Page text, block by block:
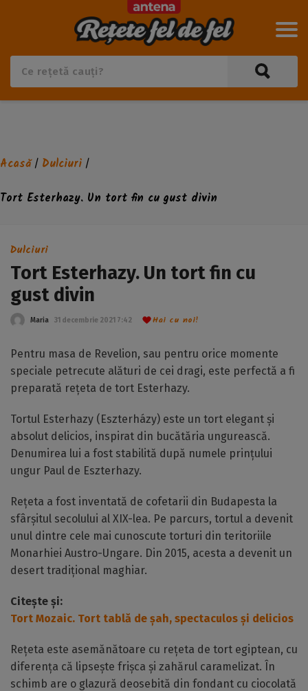
Acasă/ Dulciuri /
Tort Esterhazy. Un tort fin cu gust divin
Dulciuri
Tort Esterhazy. Un tort fin cu
gust divin
Maria 31 decembrie 2021 7:42 Hai cu noi!
Pentru masa de Revelion, sau pentru orice momente
speciale petrecute alături de cei dragi, este perfectă a fi
preparată rețeta de tort Esterhazy.
Tortul Esterhazy (Eszterházy) este un tort elegant și
absolut delicios, inspirat din bucătăria ungurească.
Denumirea lui a fost stabilită după numele prințului
ungur Paul de Eszterhazy.
Rețeta a fost inventată de cofetarii din Budapesta la
sfârșitul secolului al XIX-lea. Pe parcurs, tortul a devenit
unul dintre cele mai cunoscute torturi din teritoriile
Monarhiei Austro-Ungare. Din 2015, acesta a devenit un
desert tradițional maghiar.
Citește și:
Tort Mozaic. Tort tablă de șah, spectaculos și delicios
Rețeta este asemănătoare cu rețeta de tort egiptean, cu
diferența că lipsește frișca și zahărul caramelizat. În
schimb are o glazură deosebită din fondant cu ciocolată